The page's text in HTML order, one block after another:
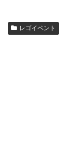
レゴイベント